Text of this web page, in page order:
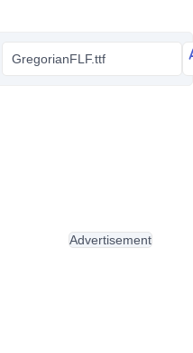
GregorianFLF.ttf
Advertisement